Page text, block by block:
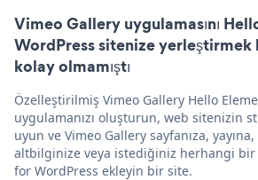
Vimeo Gallery uygulamasını
WordPress sitenize yerleştirmek
kolay olmamıştı
Özelleştirilmiş Vimeo Gallery Hello
uygulamanızı oluşturun, web sitenizin
uyun ve Vimeo Gallery sayfanıza,
altbilginize veya istediğiniz herhangi bir
for WordPress ekleyin bir site.